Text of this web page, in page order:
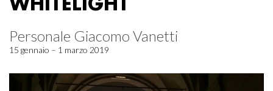
Personale Giacomo Vanetti
15 gennaio – 1 marzo 2019